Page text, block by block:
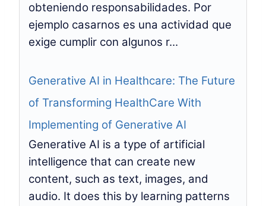
obteniendo responsabilidades. Por
ejemplo casarnos es una actividad que
exige cumplir con algunos r...
Generative AI in Healthcare: The Future
of Transforming HealthCare With
Implementing of Generative AI
Generative AI is a type of artificial
intelligence that can create new
content, such as text, images, and
audio. It does this by learning patterns